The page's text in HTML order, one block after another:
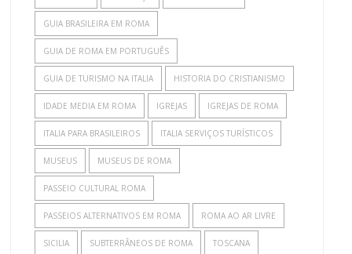
GUIA BRASILEIRA EM ROMA
GUIA DE ROMA EM PORTUGUÊS
GUIA DE TURISMO NA ITALIA HISTORIA DO CRISTIANISMO
IDADE MEDIA EM ROMA IGREJAS IGREJAS DE ROMA
ITALIA PARA BRASILEIROS ITALIA SERVIÇOS TURÍSTICOS
MUSEUS MUSEUS DE ROMA
PASSEIO CULTURAL ROMA
PASSEIOS ALTERNATIVOS EM ROMA ROMA AO AR LIVRE
SICILIA SUBTERRÂNEOS DE ROMA TOSCANA